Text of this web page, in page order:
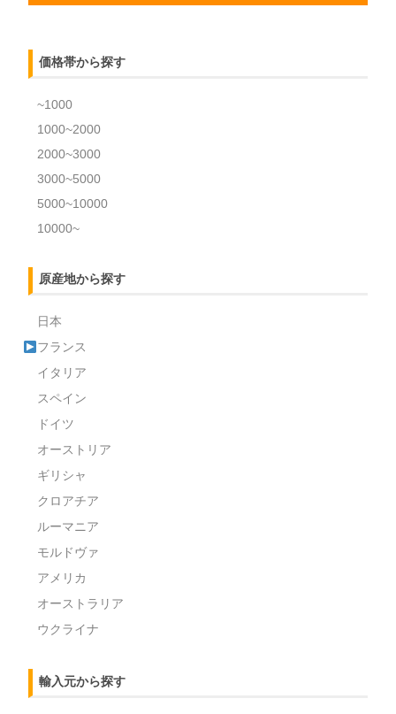
価格帯から探す
~1000
1000~2000
2000~3000
3000~5000
5000~10000
10000~
原産地から探す
日本
フランス
イタリア
スペイン
ドイツ
オーストリア
ギリシャ
クロアチア
ルーマニア
モルドヴァ
アメリカ
オーストラリア
ウクライナ
輸入元から探す